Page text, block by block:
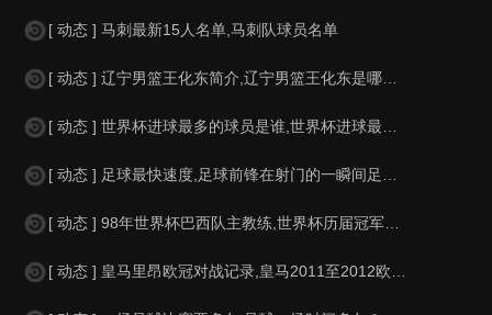
[ 动态 ] 马刺最新15人名单,马刺队球员名单
[ 动态 ] 辽宁男篮王化东简介,辽宁男篮王化东是哪里人？
[ 动态 ] 世界杯进球最多的球员是谁,世界杯进球最多的球员是谁？
[ 动态 ] 足球最快速度,足球前锋在射门的一瞬间足球的速度有多快？？
[ 动态 ] 98年世界杯巴西队主教练,世界杯历届冠军球队教练
[ 动态 ] 皇马里昂欧冠对战记录,皇马2011至2012欧冠赛程&nbs